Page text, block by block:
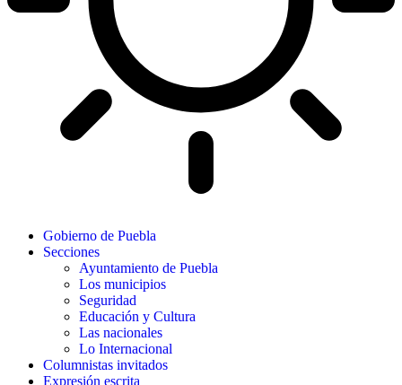
Gobierno de Puebla
Secciones
Ayuntamiento de Puebla
Los municipios
Seguridad
Educación y Cultura
Las nacionales
Lo Internacional
Columnistas invitados
Expresión escrita